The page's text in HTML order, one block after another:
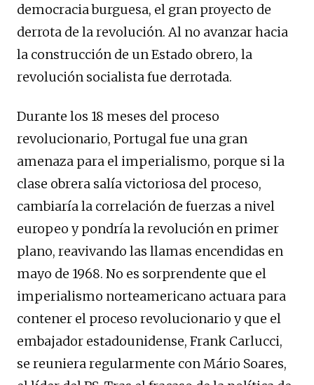
democracia burguesa, el gran proyecto de
derrota de la revolución. Al no avanzar hacia
la construcción de un Estado obrero, la
revolución socialista fue derrotada.
Durante los 18 meses del proceso
revolucionario, Portugal fue una gran
amenaza para el imperialismo, porque si la
clase obrera salía victoriosa del proceso,
cambiaría la correlación de fuerzas a nivel
europeo y pondría la revolución en primer
plano, reavivando las llamas encendidas en
mayo de 1968. No es sorprendente que el
imperialismo norteamericano actuara para
contener el proceso revolucionario y que el
embajador estadounidense, Frank Carlucci,
se reuniera regularmente con Mário Soares,